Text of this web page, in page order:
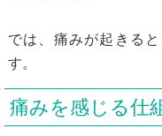
では、痛みが起きる
す。
痛みを感じる仕